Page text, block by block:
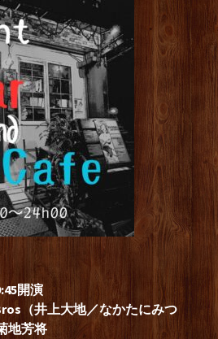
開演
（井上大地／なかたにみつ
地芳将